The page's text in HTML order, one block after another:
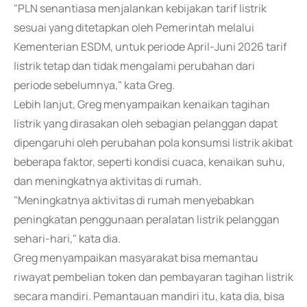
"PLN senantiasa menjalankan kebijakan tarif listrik
sesuai yang ditetapkan oleh Pemerintah melalui
Kementerian ESDM, untuk periode April-Juni 2026 tarif
listrik tetap dan tidak mengalami perubahan dari
periode sebelumnya," kata Greg.
Lebih lanjut, Greg menyampaikan kenaikan tagihan
listrik yang dirasakan oleh sebagian pelanggan dapat
dipengaruhi oleh perubahan pola konsumsi listrik akibat
beberapa faktor, seperti kondisi cuaca, kenaikan suhu,
dan meningkatnya aktivitas di rumah.
"Meningkatnya aktivitas di rumah menyebabkan
peningkatan penggunaan peralatan listrik pelanggan
sehari-hari," kata dia.
Greg menyampaikan masyarakat bisa memantau
riwayat pembelian token dan pembayaran tagihan listrik
secara mandiri. Pemantauan mandiri itu, kata dia, bisa